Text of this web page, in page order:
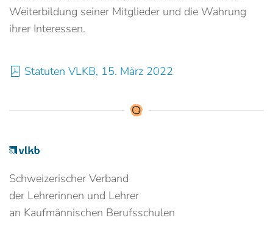
Weiterbildung seiner Mitglieder und die Wahrung
ihrer Interessen.
Statuten VLKB, 15. März 2022
Schweizerischer Verband
der Lehrerinnen und Lehrer
an Kaufmännischen Berufsschulen